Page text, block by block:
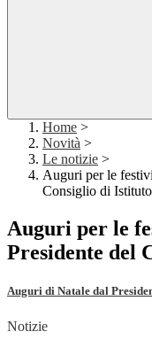
Home >
Novità >
Le notizie >
Auguri per le
Consiglio di Istituto
Auguri per le
Presidente del
Auguri di Natale dal
Notizie